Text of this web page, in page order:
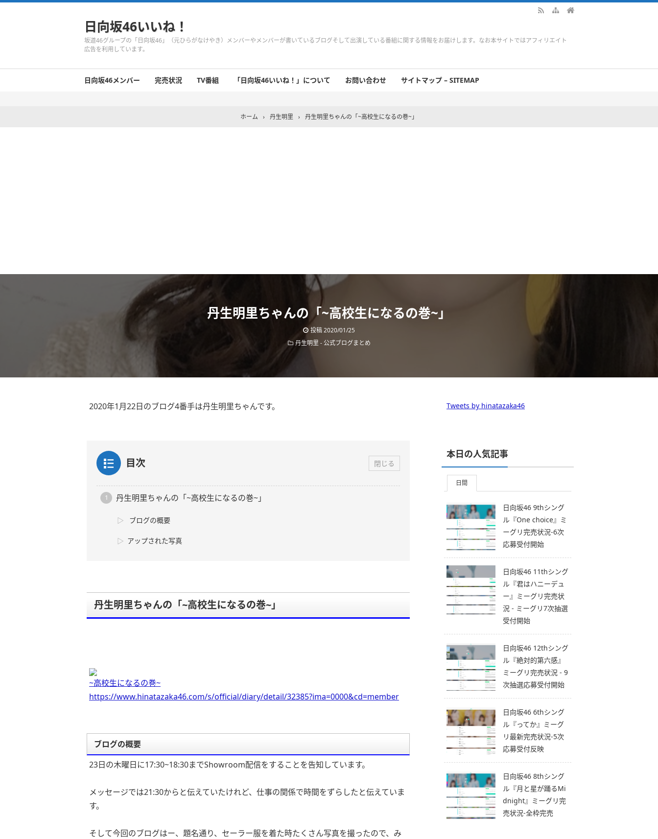
日向坂46いいね！
坂道46グループの「日向坂46」（元ひらがなけやき）メンバーやメンバーが書いているブログそして出演している番組に関する情報をお届けします。なお本サイトではアフィリエイト
広告を利用しています。
日向坂46メンバー 完売状況 TV番組 「日向坂46いいね！」について お問い合わせ サイトマップ – SITEMAP
ホーム › 丹生明里 › 丹生明里ちゃんの「~高校生になるの巻~」
丹生明里ちゃんの「~高校生になるの巻~」
投稿2020/01/25
丹生明里 -公式ブログまとめ
2020年1月22日のブログ4番手は丹生明里ちゃんです。
目次 閉じる
丹生明里ちゃんの「~高校生になるの巻~」
ブログの概要
アップされた写真
丹生明里ちゃんの「~高校生になるの巻~」
~高校生になるの巻~
https://www.hinatazaka46.com/s/official/diary/detail/32385?ima=0000&cd=member
ブログの概要
23日の木曜日に17:30~18:30までShowroom配信をすることを告知しています。
メッセージでは21:30からと伝えていたけれど、仕事の関係で時間をずらしたと伝えていま
す。
そして今回のブログはー、題名通り、セーラー服を着た時たくさん写真を撮ったので、み
Tweets by hinatazaka46
本日の人気記事
日間
日向坂46 9thシング
ル『One choice』ミ
ーグリ完売状況-6次
応募受付開始
日向坂46 11thシング
ル『君はハニーデュ
ー』ミーグリ完売状
況 - ミーグリ7次抽選
受付開始
日向坂46 12thシング
ル『絶対的第六感』
ミーグリ完売状況 - 9
次抽選応募受付開始
日向坂46 6thシング
ル『ってか』ミーグ
リ最新完売状況-5次
応募受付反映
日向坂46 8thシング
ル『月と星が踊るMi
dnight』ミーグリ完
売状況-全枠完売